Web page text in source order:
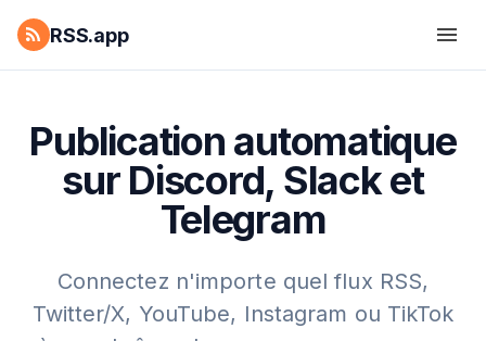
RSS.app
Publication automatique
sur Discord, Slack et
Telegram
Connectez n'importe quel flux RSS,
Twitter/X, YouTube, Instagram ou TikTok